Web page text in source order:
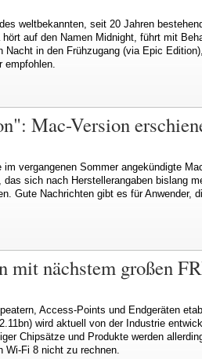
weltbekannten, seit 20 Jahren
auf den Namen Midnight, führt mit
in den Frühzugang (via Epic
empfohlen.
Mac-Version
vergangenen Sommer angekündigte
sich nach Herstellerangaben bislang
Gute Nachrichten gibt es für Anwender,
nächstem großen
Access-Points und Endgeräten
wird aktuell von der Industrie
Chipsätze und Produkte werden
Wi-Fi 8 nicht zu rechnen.